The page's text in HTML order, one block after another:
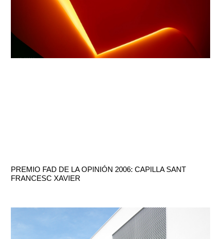
PREMIO FAD DE LA OPINIÓN 2006: CAPILLA SANT
FRANCESC XAVIER